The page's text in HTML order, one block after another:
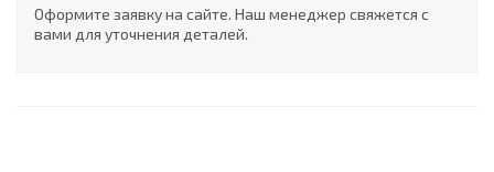
Оформите заявку на сайте. Наш менеджер свяжется с
вами для уточнения деталей.